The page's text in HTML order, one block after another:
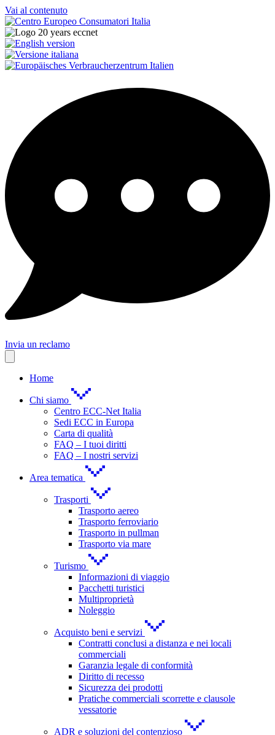
Vai al contenuto
Invia un reclamo
Home
Chi siamo
Centro ECC-Net Italia
Sedi ECC in Europa
Carta di qualità
FAQ – I tuoi diritti
FAQ – I nostri servizi
Area tematica
Trasporti
Trasporto aereo
Trasporto ferroviario
Trasporto in pullman
Trasporto via mare
Turismo
Informazioni di viaggio
Pacchetti turistici
Multiproprietà
Noleggio
Acquisto beni e servizi
Contratti conclusi a distanza e nei locali
commerciali
Garanzia legale di conformità
Diritto di recesso
Sicurezza dei prodotti
Pratiche commerciali scorrette e clausole
vessatorie
ADR e soluzioni del contenzioso